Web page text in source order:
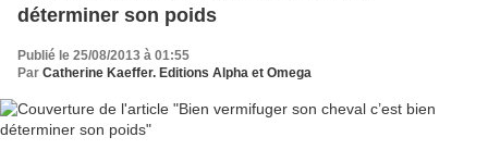
déterminer son poids
Publié le 25/08/2013 à 01:55
Par Catherine Kaeffer. Editions Alpha et Omega